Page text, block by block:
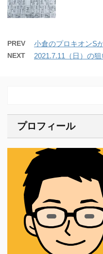
PREV 小倉のプロキオンS
NEXT 2021.7.11（日）の
プロフィール